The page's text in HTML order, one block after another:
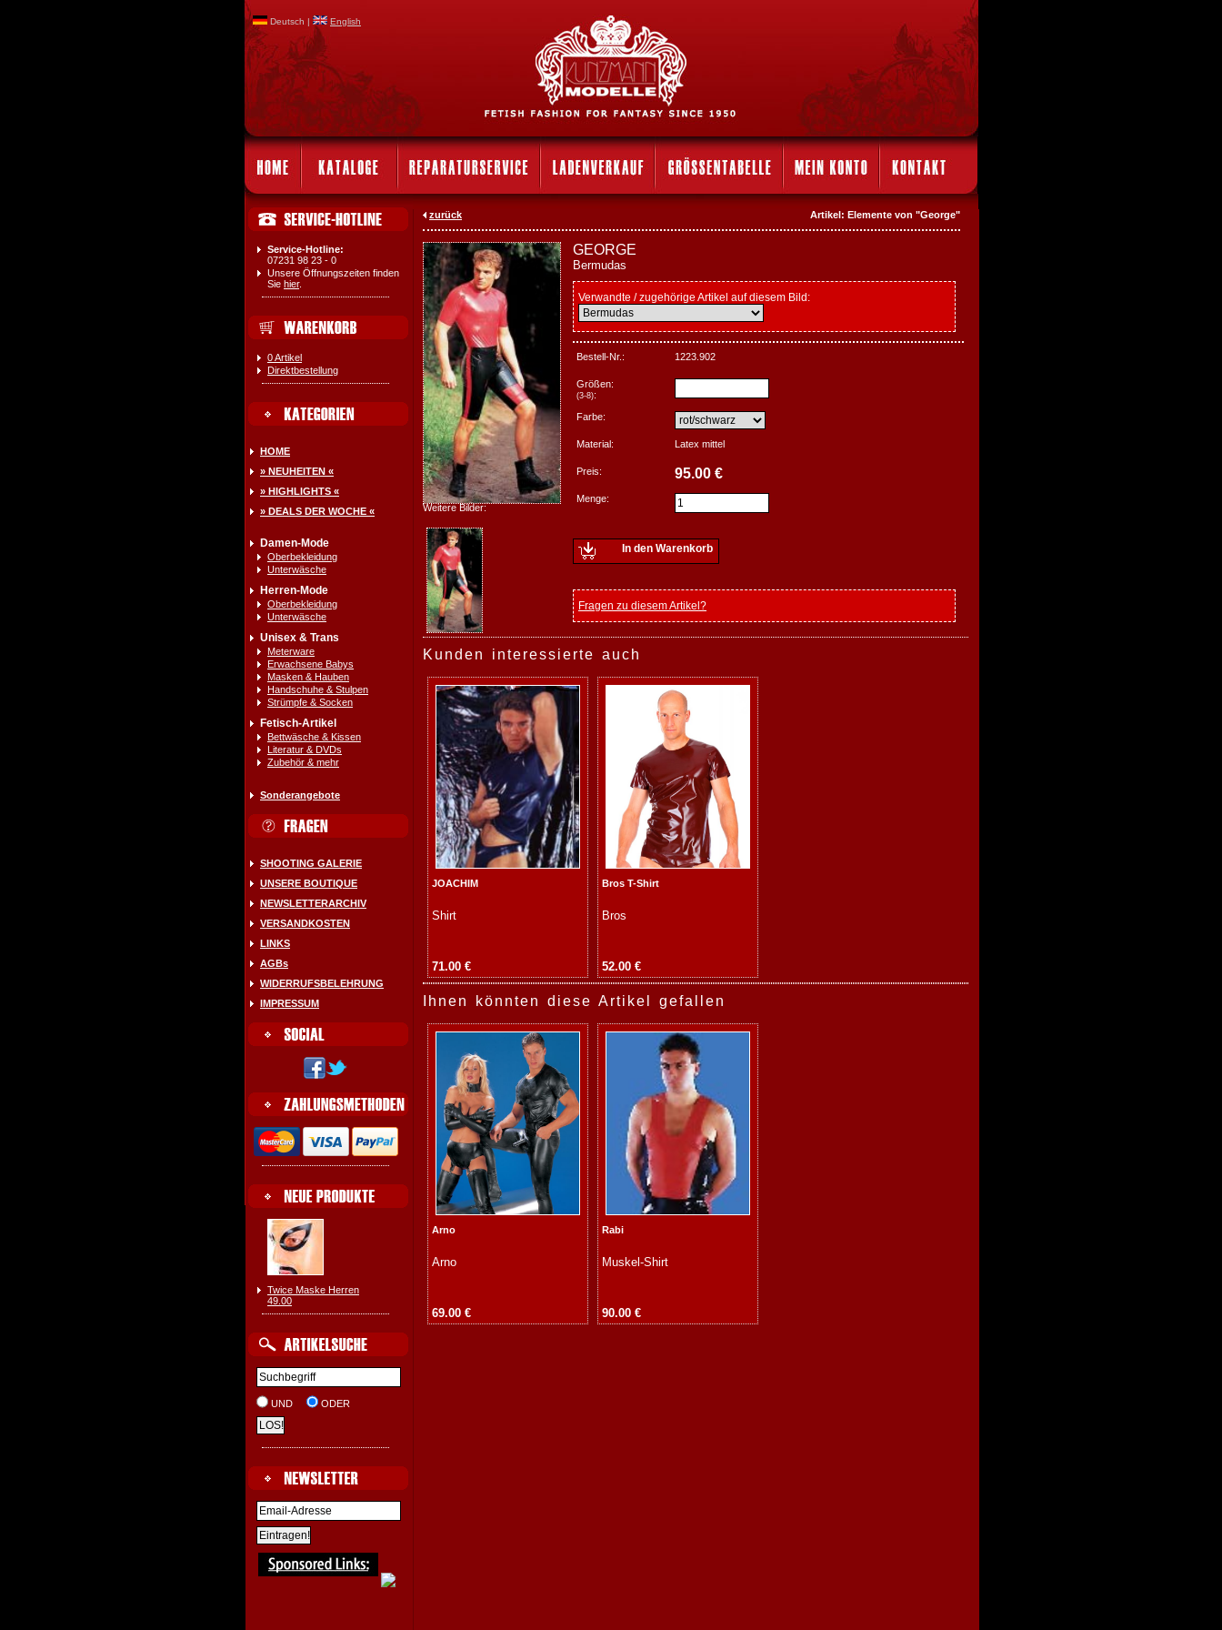
Deutsch | English
Service-Hotline:
07231 98 23 - 0
Unsere Öffnungszeiten finden
Sie hier.
0 Artikel
Direktbestellung
HOME
» NEUHEITEN «
» HIGHLIGHTS «
» DEALS DER WOCHE «
Damen-Mode
Oberbekleidung
Unterwäsche
Herren-Mode
Oberbekleidung
Unterwäsche
Unisex & Trans
Meterware
Erwachsene Babys
Masken & Hauben
Handschuhe & Stulpen
Strümpfe & Socken
Fetisch-Artikel
Bettwäsche & Kissen
Literatur & DVDs
Zubehör & mehr
Sonderangebote
SHOOTING GALERIE
UNSERE BOUTIQUE
NEWSLETTERARCHIV
VERSANDKOSTEN
LINKS
AGBs
WIDERRUFSBELEHRUNG
IMPRESSUM
Twice Maske Herren
49.00
UND ODER
zurück Artikel: Elemente von "George"
Weitere Bilder:
GEORGE
Bermudas
Verwandte / zugehörige Artikel auf diesem Bild:
Bestell-Nr.: 1223.902
Größen:
(3-8):
Farbe:
Material: Latex mittel
Preis: 95.00 €
Menge:
In den Warenkorb
Fragen zu diesem Artikel?
Kunden interessierte auch
JOACHIM
Shirt
71.00 €
Bros T-Shirt
Bros
52.00 €
Ihnen könnten diese Artikel gefallen
Arno
Arno
69.00 €
Rabi
Muskel-Shirt
90.00 €